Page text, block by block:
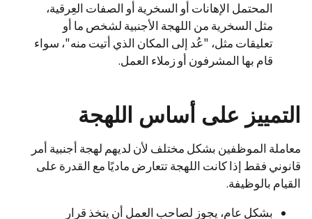
المحتمل الإهانات أو السخرية أو الصفات العِرقية،
مثل السخرية من اللهجة الأجنبية لشخص ما أو
تعليقات مثل، "عُد إلى المكان الذي أتيت منه"، سواء
قام بها المشرفون أو زملاء العمل.
التمييز على أساس اللهجة
معاملة الموظفين بشكل مختلف لأن لديهم لهجة أجنبية أمر
قانوني فقط إذا كانت اللهجة تتعارض ماديًا مع القدرة على
القيام بالوظيفة.
بشكل عام، يجوز لصاحب العمل أن يتخذ قرار